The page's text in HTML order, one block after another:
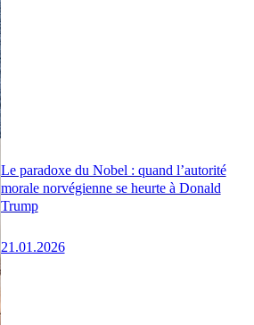
Le paradoxe du Nobel : quand l’autorité
morale norvégienne se heurte à Donald
Trump
21.01.2026